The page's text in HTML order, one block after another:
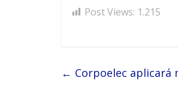
Post Views: 1.215
← Corpoelec